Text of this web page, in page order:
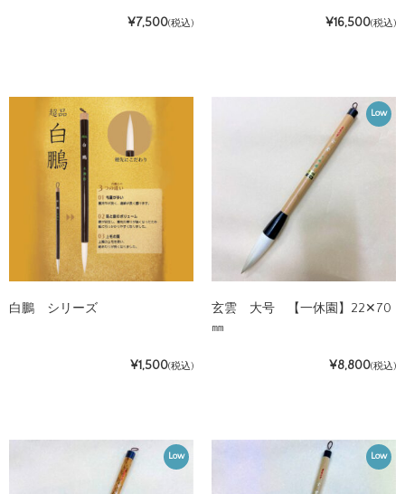
¥7,500(税込) ¥16,500(税込)
白鵬 シリーズ
¥1,500(税込)
Low
玄雲 大号 【一休園】22✕70
㎜
¥8,800(税込)
Low Low